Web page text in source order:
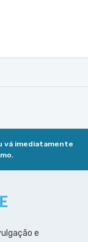
vá imediatamente
e